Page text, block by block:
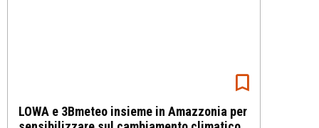
LOWA e 3Bmeteo insieme in Amazzonia per